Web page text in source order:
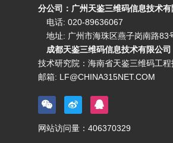
分公司：广州天鉴三维码信息技术有
电话: 020-89636067
地址: 广州市海珠区燕子岗南路83
成都天鉴三维码信息技术有限公司
技术研究院：海南省天鉴三维码工
邮箱: LF@CHINA315NET.COM
网站访问量： 406370329